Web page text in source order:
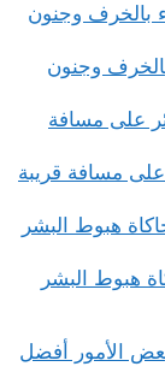
وجنون
مسافة قريبة
هبوط البشر